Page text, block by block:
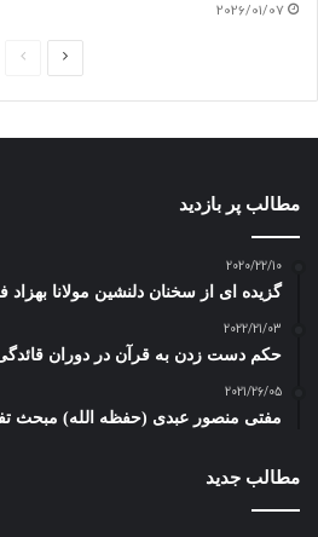
2026/01/07
ی
ی
مطالب پر بازدید
2020/22/10
گزیده ای از سخنان دلنشین مولانا
2022/21/03
حکم دست زدن به قرآن در دوران
2021/26/05
مفتی منصور عبدی (حفظه الله) مبحث
مطالب جدید